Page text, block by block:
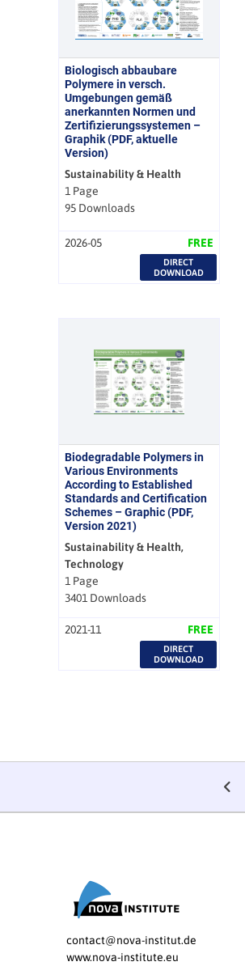
Biologisch abbaubare
Polymere in versch.
Umgebungen gemäß
anerkannten Normen und
Zertifizierungssystemen –
Graphik (PDF, aktuelle
Version)
Sustainability & Health
1 Page
95 Downloads
2026-05 FREE
DIRECT
DOWNLOAD
Biodegradable Polymers in
Various Environments
According to Established
Standards and Certification
Schemes – Graphic (PDF,
Version 2021)
Sustainability & Health,
Technology
1 Page
3401 Downloads
2021-11 FREE
DIRECT
DOWNLOAD
contact@nova-institut.de
www.nova-institute.eu